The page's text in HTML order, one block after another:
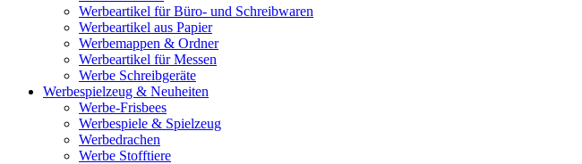
Werbeartikel für Büro- und Schreibwaren
Werbeartikel aus Papier
Werbemappen & Ordner
Werbeartikel für Messen
Werbe Schreibgeräte
Werbespielzeug & Neuheiten
Werbe-Frisbees
Werbespiele & Spielzeug
Werbedrachen
Werbe Stofftiere